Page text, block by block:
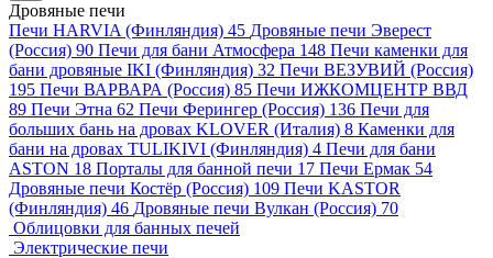
Дровяные печи
Печи HARVIA (Финляндия) 45 Дровяные печи Эверест
(Россия) 90 Печи для бани Атмосфера 148 Печи каменки для
бани дровяные IKI (Финляндия) 32 Печи ВЕЗУВИЙ (Россия)
195 Печи ВАРВАРА (Россия) 85 Печи ИЖКОМЦЕНТР ВВД
89 Печи Этна 62 Печи Ферингер (Россия) 136 Печи для
больших бань на дровах KLOVER (Италия) 8 Каменки для
бани на дровах TULIKIVI (Финляндия) 4 Печи для бани
ASTON 18 Порталы для банной печи 17 Печи Ермак 54
Дровяные печи Костёр (Россия) 109 Печи KASTOR
(Финляндия) 46 Дровяные печи Вулкан (Россия) 70
Облицовки для банных печей
Электрические печи